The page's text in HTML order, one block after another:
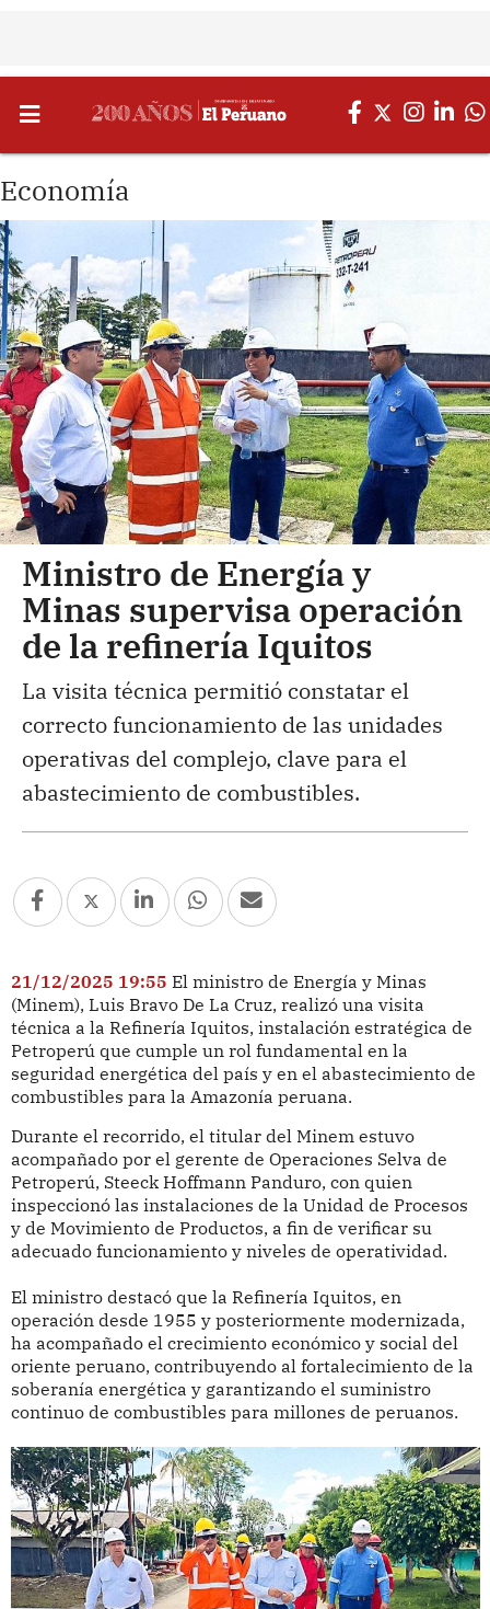
Economía
Ministro de Energía y
Minas supervisa operación
de la refinería Iquitos
La visita técnica permitió constatar el
correcto funcionamiento de las unidades
operativas del complejo, clave para el
abastecimiento de combustibles.
21/12/2025 19:55 El ministro de Energía y Minas
(Minem), Luis Bravo De La Cruz, realizó una visita
técnica a la Refinería Iquitos, instalación estratégica de
Petroperú que cumple un rol fundamental en la
seguridad energética del país y en el abastecimiento de
combustibles para la Amazonía peruana.
Durante el recorrido, el titular del Minem estuvo
acompañado por el gerente de Operaciones Selva de
Petroperú, Steeck Hoffmann Panduro, con quien
inspeccionó las instalaciones de la Unidad de Procesos
y de Movimiento de Productos, a fin de verificar su
adecuado funcionamiento y niveles de operatividad.
El ministro destacó que la Refinería Iquitos, en
operación desde 1955 y posteriormente modernizada,
ha acompañado el crecimiento económico y social del
oriente peruano, contribuyendo al fortalecimiento de la
soberanía energética y garantizando el suministro
continuo de combustibles para millones de peruanos.